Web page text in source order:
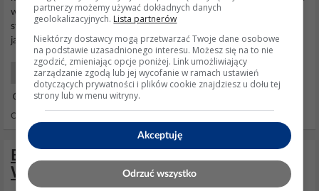
wzmocnienie co powodowało, że dekoder otrzymywał zbyt słaby
sygnał na niektórych częstotliwościach i dlatego mocniejsze kanały
jak np. "PMC" były cały czas odbierane a np....
SAT Początkujący
15 Mar 2012 19:00
Odpowiedzi: 11 Wyświetleń: 9781
Brak kanałów DVBT2 przy dekoderach
Wiwa i Opticum
partnerzy możemy używać dokładnych danych
geolokalizacyjnych. Lista partnerów
Niektórzy dostawcy mogą przetwarzać Twoje dane osobowe
na podstawie uzasadnionego interesu. Możesz się na to nie
zgodzić, zmieniając opcje poniżej. Link umożliwiający
zarządzanie zgodą lub jej wycofanie w ramach ustawień
dotyczących prywatności i plików cookie znajdziesz u dołu tej
strony lub w menu witryny.
Akceptuję
Odrzuć wszystko